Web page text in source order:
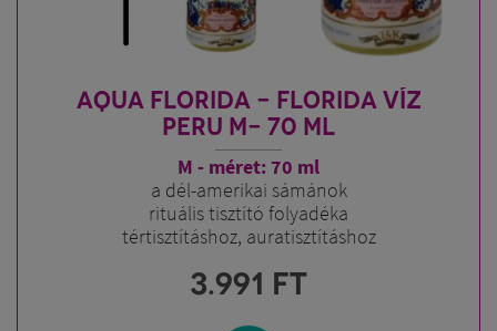
AQUA FLORIDA - FLORIDA VÍZ
PERU M- 70 ML
M - méret: 70 ml
a dél-amerikai sámánok
rituális tisztító folyadéka
tértisztításhoz, auratisztításhoz
3.991 FT